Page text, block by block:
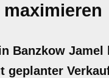
Banzkow
geplanter